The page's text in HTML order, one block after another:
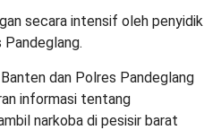
secara intensif oleh penyidik
dan Polres Pandeglang
informasi tentang
narkoba di pesisir barat